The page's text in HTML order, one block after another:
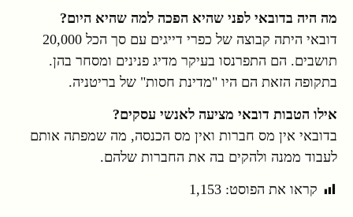
מה היה בדובאי לפני שהיא הפכה למה שהיא היום?
דובאי היתה קבוצה של כפרי דייגים עם סך הכל 20,000
תושבים. הם התפרנסו בעיקר מדיג פנינים ומסחר בהן.
בתקופה הזאת הם היו "מדינת חסות" של בריטניה.
אילו הטבות דובאי מציעה לאנשי עסקים?
בדובאי אין מס חברות ואין מס הכנסה, מה שמפתה אותם
לעבוד ממנה ולהקים בה את החברות שלהם.
קראו את הפוסט: 1,153